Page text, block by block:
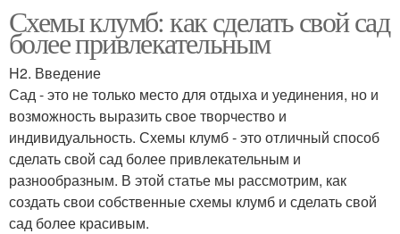
Схемы клумб: как сделать свой сад
более привлекательным
H2. Введение
Сад - это не только место для отдыха и уединения, но и
возможность выразить свое творчество и
индивидуальность. Схемы клумб - это отличный способ
сделать свой сад более привлекательным и
разнообразным. В этой статье мы рассмотрим, как
создать свои собственные схемы клумб и сделать свой
сад более красивым.